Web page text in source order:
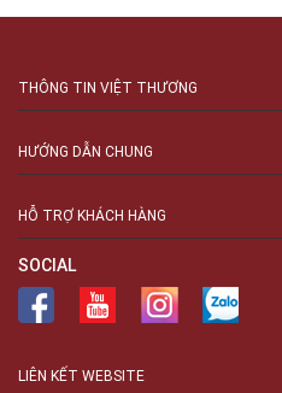
THÔNG TIN VIỆT THƯƠNG
HƯỚNG DẪN CHUNG
HỖ TRỢ KHÁCH HÀNG
SOCIAL
LIÊN KẾT WEBSITE